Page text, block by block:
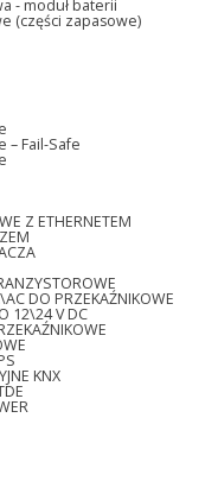
- moduł baterii
(części zapasowe)
– Fail-Safe
Z ETHERNETEM
DO PRZEKAŹNIKOWE
12\24 V DC
KNX